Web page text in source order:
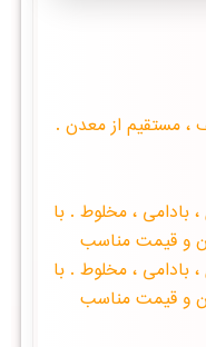
، مستقیم از معدن .
بادامی ، مخلوط . با
و قیمت مناسب
بادامی ، مخلوط . با
و قیمت مناسب